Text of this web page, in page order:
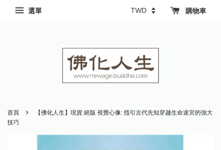
選單 購物車
首頁 ›
【佛化人生】現貨 絕版 視覺心像: 指引古代先知穿越生命迷宮的強大
技巧